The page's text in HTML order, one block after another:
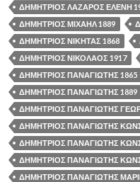
ΔΗΜΗΤΡΙΟΣ ΛΑΖΑΡΟΣ ΕΛΕΝΗ
ΔΗΜΗΤΡΙΟΣ ΜΙΧΑΗΛ 1889
ΔΗΜΗΤΡΙΟΣ ΝΙΚΗΤΑΣ 1868
ΔΗΜΗΤΡΙΟΣ ΝΙΚΟΛΑΟΣ 1917
ΔΗΜΗΤΡΙΟΣ ΠΑΝΑΓΙΩΤΗΣ 1865
ΔΗΜΗΤΡΙΟΣ ΠΑΝΑΓΙΩΤΗΣ 1889
ΔΗΜΗΤΡΙΟΣ ΠΑΝΑΓΙΩΤΗΣ
ΔΗΜΗΤΡΙΟΣ ΠΑΝΑΓΙΩΤΗΣ
ΔΗΜΗΤΡΙΟΣ ΠΑΝΑΓΙΩΤΗΣ
ΔΗΜΗΤΡΙΟΣ ΠΑΝΑΓΙΩΤΗΣ
ΔΗΜΗΤΡΙΟΣ ΠΑΝΑΓΙΩΤΗΣ